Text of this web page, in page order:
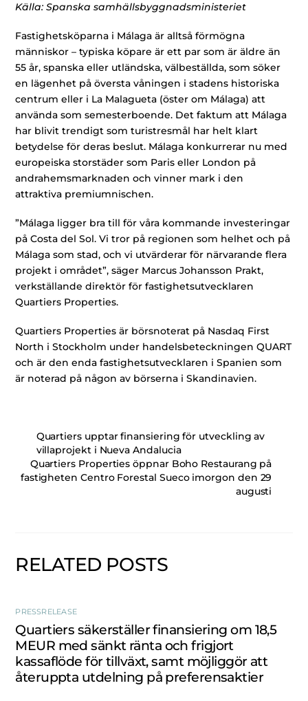
Källa: Spanska samhällsbyggnadsministeriet
Fastighetsköparna i Málaga är alltså förmögna
människor – typiska köpare är ett par som är äldre än
55 år, spanska eller utländska, välbeställda, som söker
en lägenhet på översta våningen i stadens historiska
centrum eller i La Malagueta (öster om Málaga) att
använda som semesterboende. Det faktum att Málaga
har blivit trendigt som turistresmål har helt klart
betydelse för deras beslut. Málaga konkurrerar nu med
europeiska storstäder som Paris eller London på
andrahemsmarknaden och vinner mark i den
attraktiva premiumnischen.
”Málaga ligger bra till för våra kommande investeringar
på Costa del Sol. Vi tror på regionen som helhet och på
Málaga som stad, och vi utvärderar för närvarande flera
projekt i området”, säger Marcus Johansson Prakt,
verkställande direktör för fastighetsutvecklaren
Quartiers Properties.
Quartiers Properties är börsnoterat på Nasdaq First
North i Stockholm under handelsbeteckningen QUART
och är den enda fastighetsutvecklaren i Spanien som
är noterad på någon av börserna i Skandinavien.
Quartiers upptar finansiering för utveckling av
villaprojekt i Nueva Andalucia
Quartiers Properties öppnar Boho Restaurang på
fastigheten Centro Forestal Sueco imorgon den 29
augusti
RELATED POSTS
PRESSRELEASE
Quartiers säkerställer finansiering om 18,5
MEUR med sänkt ränta och frigjort
kassaflöde för tillväxt, samt möjliggör att
återuppta utdelning på preferensaktier